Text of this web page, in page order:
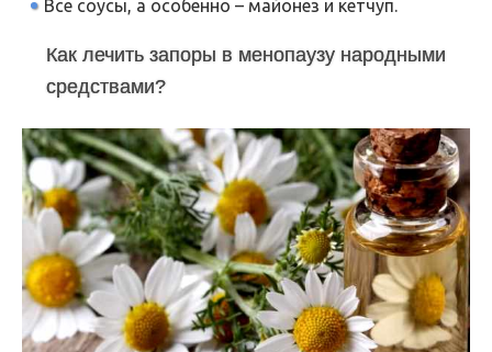
Все соусы, а особенно – майонез и кетчуп.
Как лечить запоры в менопаузу народными
средствами?